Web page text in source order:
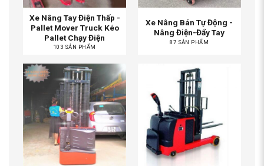
Xe Nâng Tay Điện Thấp -
Pallet Mover Truck Kéo
Pallet Chạy Điện
103 SẢN PHẨM
Xe Nâng Bán Tự Động -
Nâng Điện-Đẩy Tay
87 SẢN PHẨM